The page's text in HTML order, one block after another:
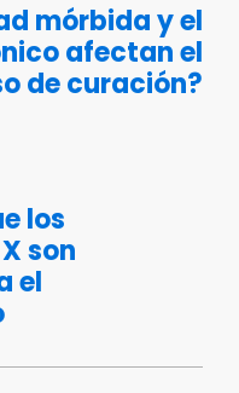
mórbida y el
afectan el
de curación?
los
son
el